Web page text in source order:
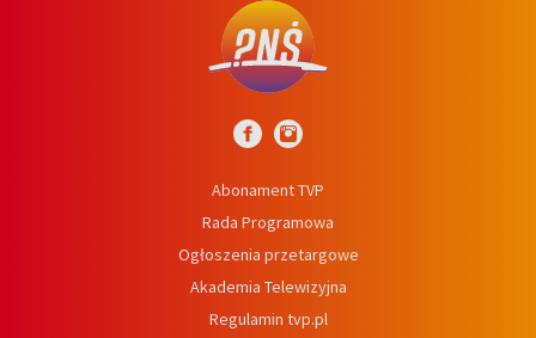
Abonament TVP
Rada Programowa
Ogłoszenia przetargowe
Akademia Telewizyjna
Regulamin tvp.pl